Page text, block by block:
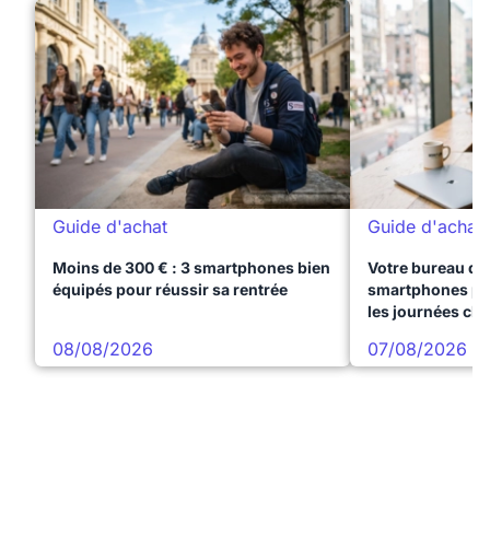
Guide d'achat
Moins de 300 € : 3 smartphones bien
équipés pour réussir sa rentrée
08/08/2026
Guide d'achat
Votre bureau
smartphones
les journées
07/08/2026